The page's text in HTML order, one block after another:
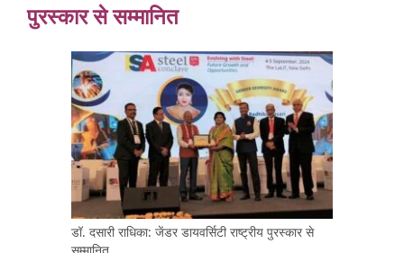
पुरस्कारसे सम्मानित
डॉ. दसारी राधिका: जेंडर डायवर्सिटी राष्ट्रीय पुरस्कार से